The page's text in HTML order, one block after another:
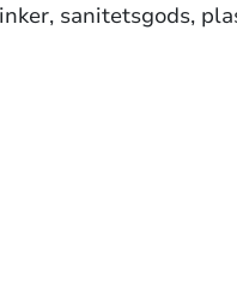
sanitetsgods,